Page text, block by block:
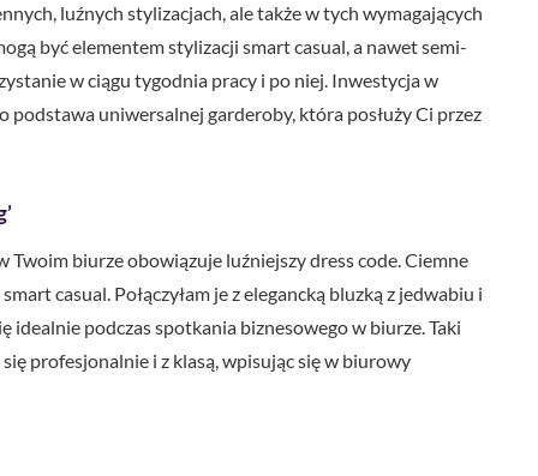
luźnych stylizacjach, ale także w tych wymagających
być elementem stylizacji smart casual, a nawet semi-
w ciągu tygodnia pracy i po niej. Inwestycja w
uniwersalnej garderoby, która posłuży Ci przez
Twoim biurze obowiązuje luźniejszy dress code. Ciemne
casual. Połączyłam je z elegancką bluzką z jedwabiu i
idealnie podczas spotkania biznesowego w biurze. Taki
profesjonalnie i z klasą, wpisując się w biurowy